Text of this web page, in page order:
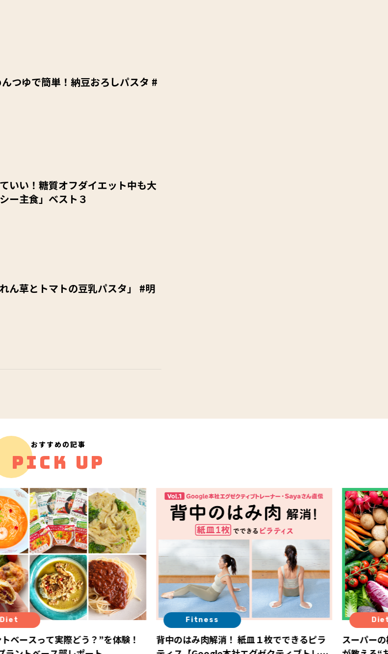
つゆで簡単！納豆おろしパスタ #
いい！糖質オフダイエット中も大
ー主食」ベスト３
ん草とトマトの豆乳パスタ」 #明
おすすめの記事
PICK UP
Diet
ベースって実際どう？”を体験！
Fitness
背中のはみ肉解消！ 紙皿１枚でできるピラ
スーパー